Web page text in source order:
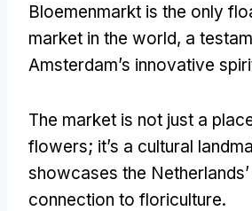
Bloemenmarkt is the only
market in the world, a
Amsterdam’s innovative
The market is not just a
flowers; it’s a cultural
showcases the Netherlands’
connection to floriculture.